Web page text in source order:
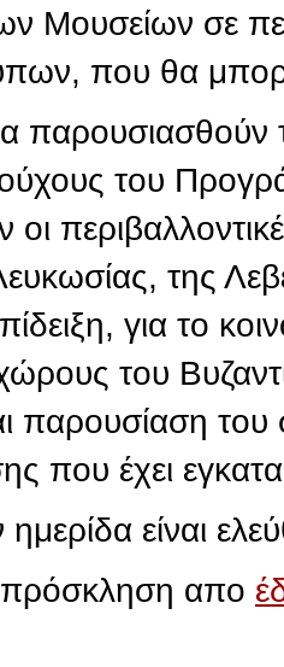
Μουσείων σε
που θα
του
της
για το
του
παρουσίαση του
που έχει
είναι
πρόσκληση απο